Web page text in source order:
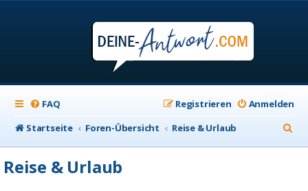
FAQ Anmelden
Registrieren
Startseite
Foren-Übersicht Reise & Urlaub
u
Reise & Urlaub